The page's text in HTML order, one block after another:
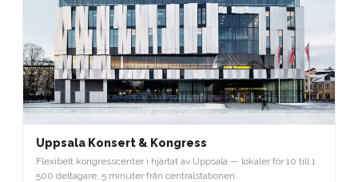
Uppsala Konsert & Kongress
Flexibelt kongresscenter i hjärtat av Uppsala — lokaler för 10 till 1
500 deltagare, 5 minuter från centralstationen.